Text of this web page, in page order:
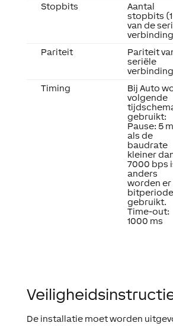
Stopbits
Aantal
stopbits
van de
verbinding
Pariteit
Pariteit
seriële
verbinding
Timing
Bij Auto
volgende
gebruikt:
Pause: 5
als de
baudrate
kleiner
7000 bps
anders
worden er
gebruikt.
Time-out:
1000 ms
De installatie moet worden